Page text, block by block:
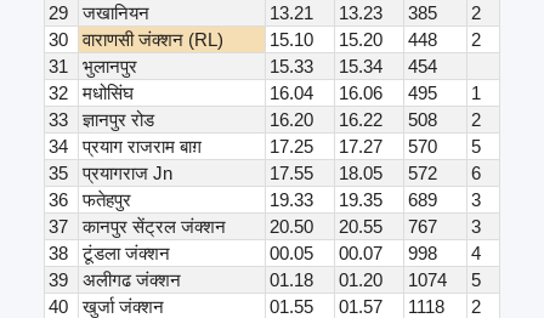
29
जखानियन 13.21 13.23 385
2
30
वाराणसी जंक्शन (RL) 15.10 15.20 448
2
31
भुलानपुर 15.33 15.34
454
32
मधोसिंघ 16.04 16.06 495
1
33
ज्ञानपुर रोड 16.20 16.22 508
2
34
प्रयाग राजराम बाग़ 17.25 17.27 570
5
35
प्रयागराज Jn 17.55 18.05 572
6
36
फतेहपुर 19.33 19.35 689
3
37
कानपुर सेंट्रल जंक्शन 20.50 20.55 767
3
38
टूंडला जंक्शन 00.05 00.07 998
4
39
अलीगढ जंक्शन 01.18 01.20 1074
5
40
खुर्जा जंक्शन 01.55 01.57 1118
2